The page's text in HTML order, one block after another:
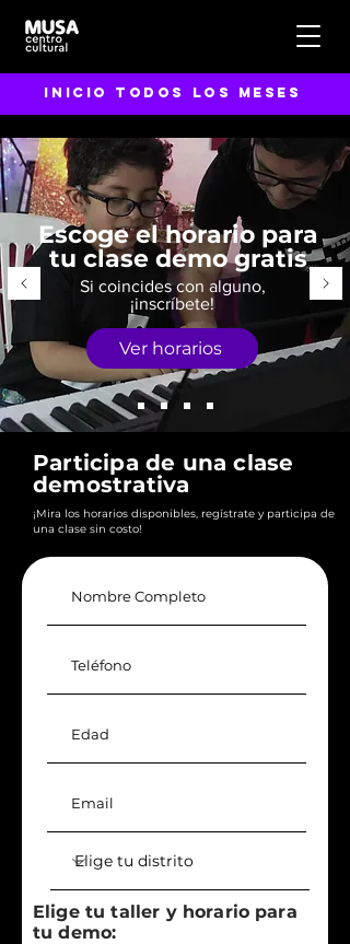
inicio todos los meses
Escoge el horario para
tu clase demo gratis
Si coincides con alguno,
¡inscríbete!
Ver horarios
Participa de una clase
demostrativa
¡Mira los horarios disponibles, regístrate y participa de
una clase sin costo!
Elige tu taller y horario para
tu demo: